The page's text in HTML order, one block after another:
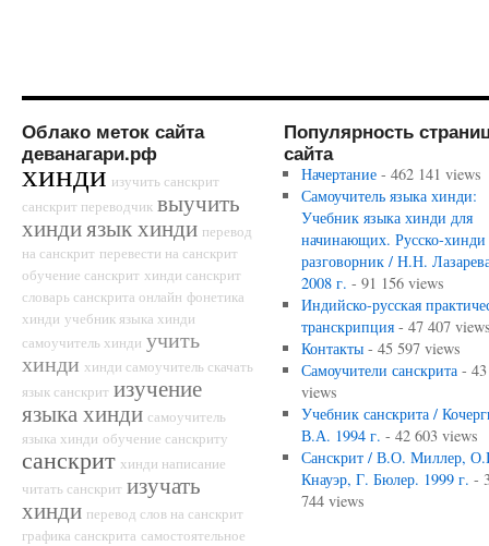
Облако меток сайта
деванагари.рф
хинди изучить санскрит
санскрит переводчик выучить
хиндиязык хинди перевод
на санскрит перевести на санскрит
обучение санскрит хинди санскрит
словарь санскрита онлайн фонетика
хинди учебник языка хинди
самоучитель хинди учить
хинди хинди самоучитель скачать
язык санскрит изучение
языка хинди самоучитель
языка хинди обучение санскриту
санскрит хинди написание
читать санскрит изучать
хинди перевод слов на санскрит
графика санскрита самостоятельное
Популярность
сайта
Начертание- 462 141 views
Самоучитель языка хинди:
Учебник языка хинди для
начинающих. Русско-хинди
разговорник / Н.Н.
2008 г. - 91 156 views
Индийско-русская
транскрипция- 47 407
Контакты- 45 597 views
Самоучители санскрита- 43
views
Учебник санскрита /
В.А. 1994 г. - 42 603 views
Санскрит / В.О. Миллер,
Кнауэр, Г. Бюлер. 1999 г. -
744 views